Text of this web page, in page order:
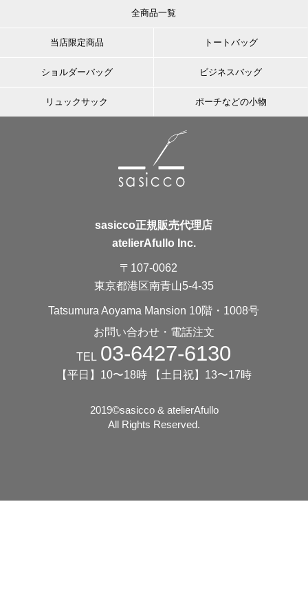
全商品一覧
当店限定商品 トートバッグ
ショルダーバッグ ビジネスバッグ
リュックサック ポーチなどの小物
sasicco正規販売代理店
atelierAfullo Inc.
〒107-0062
東京都港区南青山5-4-35
Tatsumura Aoyama Mansion 10階・1008号
お問い合わせ・電話注文
TEL 03-6427-6130
【平日】10〜18時 【土日祝】13〜17時
2019©️sasicco & atelierAfullo
All Rights Reserved.